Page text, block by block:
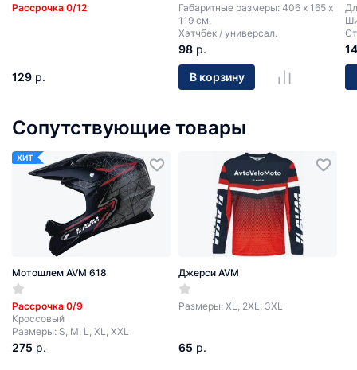
Рассрочка 0/12
129 р.
Габаритные размеры: 406 х 165 х
119 см.
Хэтчбек / универсал.
98 р.
В корзину
14
Сопутствующие товары
ХИТ
Мотошлем AVM 618
Рассрочка 0/9
Кроссовый
Размеры: S, M, L, XL, XXL
275 р.
Джерси AVM
Размеры: XL, 2XL, 3XL
65 р.